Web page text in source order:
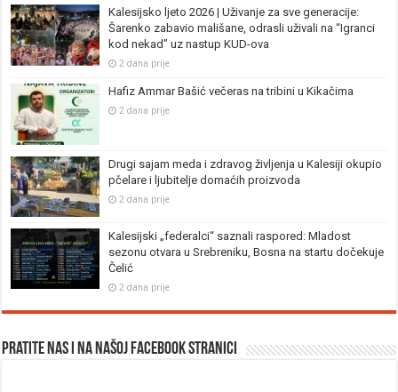
Kalesijsko ljeto 2026 | Uživanje za sve generacije:
Šarenko zabavio mališane, odrasli uživali na “Igranci
kod nekad” uz nastup KUD-ova
2 dana prije
Hafiz Ammar Bašić večeras na tribini u Kikačima
2 dana prije
Drugi sajam meda i zdravog življenja u Kalesiji okupio
pčelare i ljubitelje domaćih proizvoda
2 dana prije
Kalesijski „federalci“ saznali raspored: Mladost
sezonu otvara u Srebreniku, Bosna na startu dočekuje
Čelić
2 dana prije
Pratite nas i na našoj facebook stranici